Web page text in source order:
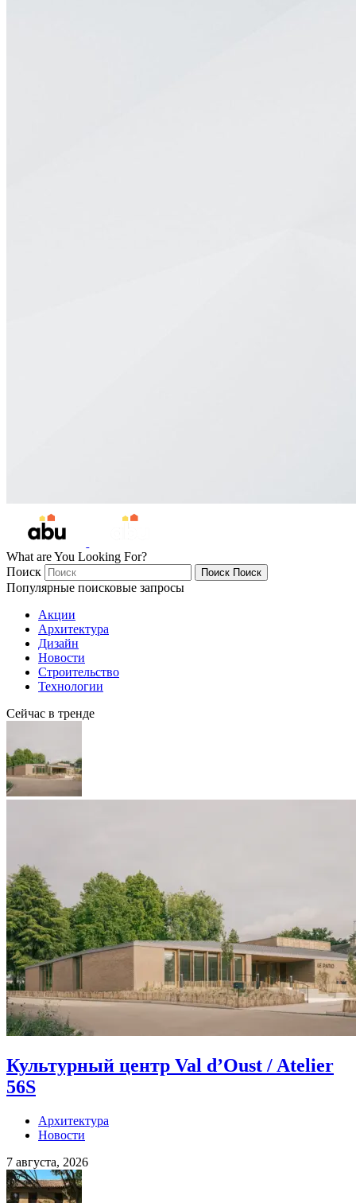
What are You Looking For?
Поиск
Поиск Поиск
Популярные поисковые запросы
Акции
Архитектура
Дизайн
Новости
Строительство
Технологии
Сейчас в тренде
Культурный центр Val d’Oust / Atelier
56S
Архитектура
Новости
7 августа, 2026